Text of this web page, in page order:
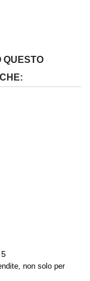
QUESTO
5
non solo per